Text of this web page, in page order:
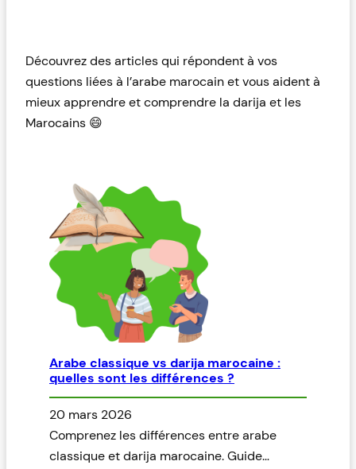
Découvrez des articles qui répondent à vos
questions liées à l’arabe marocain et vous aident à
mieux apprendre et comprendre la darija et les
Marocains 😄
Arabe classique vs darija marocaine :
quelles sont les différences ?
20 mars 2026
Comprenez les différences entre arabe
classique et darija marocaine. Guide…